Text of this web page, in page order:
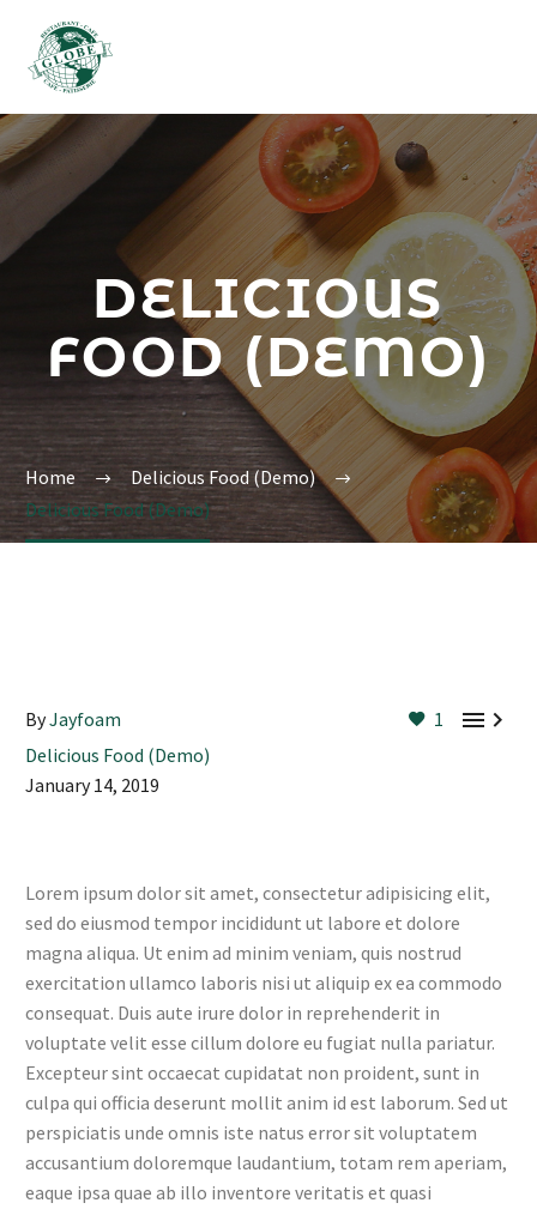
DELICIOUS
FOOD (DEMO)
Home
Delicious Food (Demo)
Delicious Food (Demo)
1 
ByJayfoam
Delicious Food (Demo)
January 14, 2019
Lorem ipsum dolor sit amet, consectetur adipisicing elit,
sed do eiusmod tempor incididunt ut labore et dolore
magna aliqua. Ut enim ad minim veniam, quis nostrud
exercitation ullamco laboris nisi ut aliquip ex ea commodo
consequat. Duis aute irure dolor in reprehenderit in
voluptate velit esse cillum dolore eu fugiat nulla pariatur.
Excepteur sint occaecat cupidatat non proident, sunt in
culpa qui officia deserunt mollit anim id est laborum. Sed ut
perspiciatis unde omnis iste natus error sit voluptatem
accusantium doloremque laudantium, totam rem aperiam,
eaque ipsa quae ab illo inventore veritatis et quasi